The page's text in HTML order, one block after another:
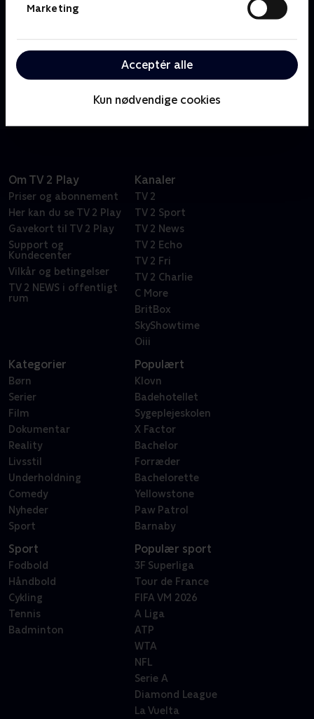
Marketing
Acceptér alle
Kun nødvendige cookies
Om Linde på Langeland
med til øen. Med hjælp fra sine trofaste
håndværkere, tvillingerne Anders og Philip, vil Sofie
Linde forvandle det faldefærdige hus til en drøm af
Om TV 2 Play
Priser og abonnement
Her kan du se TV 2 Play
Gavekort til TV 2 Play
Support og
Kundecenter
Vilkår og betingelser
TV 2 NEWS i offentligt
rum
Kanaler
TV 2
TV 2 Sport
TV 2 News
TV 2 Echo
TV 2 Fri
TV 2 Charlie
C More
BritBox
SkyShowtime
Oiii
Kategorier
Børn
Serier
Film
Dokumentar
Reality
Livsstil
Underholdning
Comedy
Nyheder
Sport
Populært
Klovn
Badehotellet
Sygeplejeskolen
X Factor
Bachelor
Forræder
Bachelorette
Yellowstone
Paw Patrol
Barnaby
Sport
Fodbold
Håndbold
Cykling
Tennis
Badminton
Populær sport
3F Superliga
Tour de France
FIFA VM 2026
A Liga
ATP
WTA
NFL
Serie A
Diamond League
La Vuelta